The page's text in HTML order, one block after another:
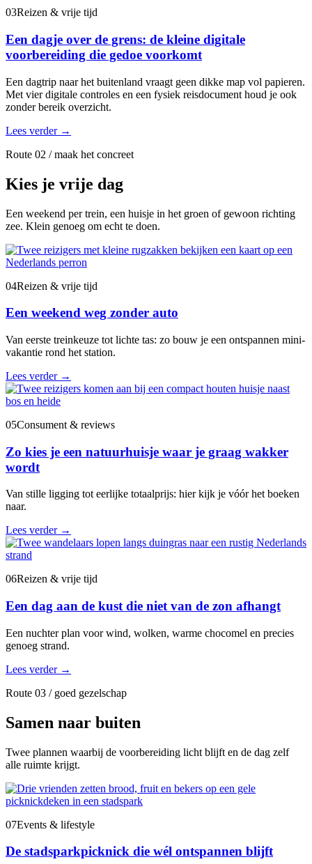
03Reizen & vrije tijd
Een dagje over de grens: de kleine digitale
voorbereiding die gedoe voorkomt
Een dagtrip naar het buitenland vraagt geen dikke map vol papieren.
Met vier digitale controles en een fysiek reisdocument houd je ook
zonder bereik overzicht.
Lees verder →
Route 02 / maak het concreet
Kies je vrije dag
Een weekend per trein, een huisje in het groen of gewoon richting
zee. Klein genoeg om echt te doen.
04Reizen & vrije tijd
Een weekend weg zonder auto
Van eerste treinkeuze tot lichte tas: zo bouw je een ontspannen mini-
vakantie rond het station.
Lees verder →
05Consument & reviews
Zo kies je een natuurhuisje waar je graag wakker
wordt
Van stille ligging tot eerlijke totaalprijs: hier kijk je vóór het boeken
naar.
Lees verder →
06Reizen & vrije tijd
Een dag aan de kust die niet van de zon afhangt
Een nuchter plan voor wind, wolken, warme chocomel en precies
genoeg strand.
Lees verder →
Route 03 / goed gezelschap
Samen naar buiten
Twee plannen waarbij de voorbereiding licht blijft en de dag zelf
alle ruimte krijgt.
07Events & lifestyle
De stadsparkpicknick die wél ontspannen blijft